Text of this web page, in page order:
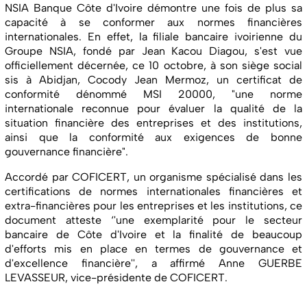
NSIA Banque Côte d'Ivoire démontre une fois de plus sa
capacité à se conformer aux normes financières
internationales. En effet, la filiale bancaire ivoirienne du
Groupe NSIA, fondé par Jean Kacou Diagou, s'est vue
officiellement décernée, ce 10 octobre, à son siège social
sis à Abidjan, Cocody Jean Mermoz, un certificat de
conformité dénommé MSI 20000, "une norme
internationale reconnue pour évaluer la qualité de la
situation financière des entreprises et des institutions,
ainsi que la conformité aux exigences de bonne
gouvernance financière".
Accordé par COFICERT, un organisme spécialisé dans les
certifications de normes internationales financières et
extra-financières pour les entreprises et les institutions, ce
document atteste ‘'une exemplarité pour le secteur
bancaire de Côte d'Ivoire et la finalité de beaucoup
d'efforts mis en place en termes de gouvernance et
d'excellence financière'', a affirmé Anne GUERBE
LEVASSEUR, vice-présidente de COFICERT.